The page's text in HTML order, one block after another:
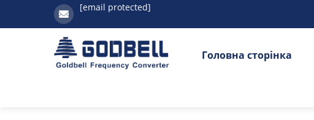
[email protected]
Головна сторінка